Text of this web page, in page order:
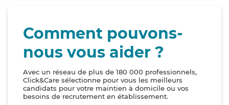
Comment pouvons-
nous vous aider ?
Avec un réseau de plus de 180 000 professionnels,
Click&Care sélectionne pour vous les meilleurs
candidats pour votre maintien à domicile ou vos
besoins de recrutement en établissement.